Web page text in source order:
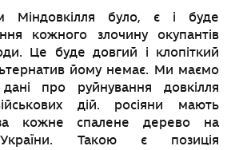
Міндовкілля було, є і буде
кожного злочину окупантів
Це буде довгий і клопіткий
йому немає. Ми маємо
дані про руйнування довкілля
дій. росіяни мають
за кожне спалене дерево на
України. Такою є позиція